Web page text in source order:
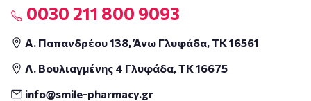
0030 211 800 9093
Α. Παπανδρέου 138, Άνω Γλυφάδα, ΤΚ 16561
Λ. Βουλιαγμένης 4 Γλυφάδα, ΤΚ 16675
info@smile-pharmacy.gr